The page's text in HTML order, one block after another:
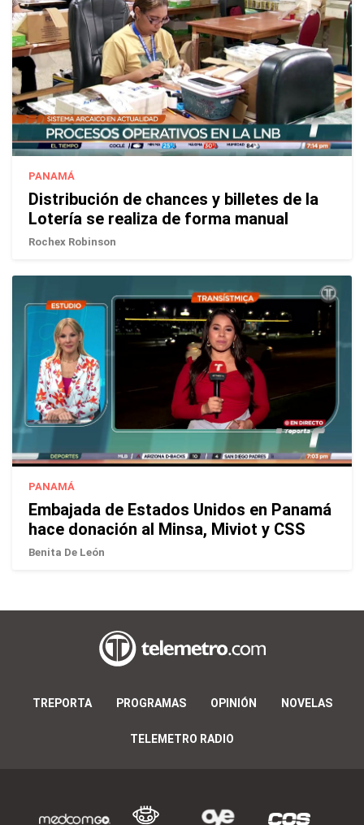
PANAMÁ
Distribución de chances y billetes de la
Lotería se realiza de forma manual
Rochex Robinson
PANAMÁ
Embajada de Estados Unidos en Panamá
hace donación al Minsa, Miviot y CSS
Benita De León
TREPORTA PROGRAMAS OPINIÓN NOVELAS
TELEMETRO RADIO